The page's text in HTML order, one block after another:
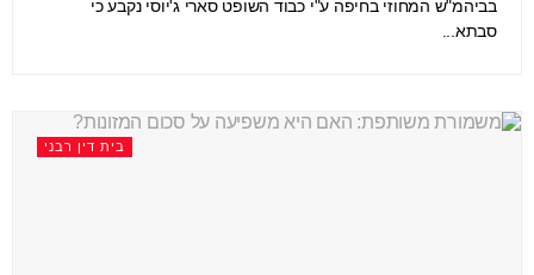
בביהמ"ש המחוזי בחיפה ע"י כבוד השופט סארי ג'יוסי נקבע כי
סבתא...
בית דין רבני